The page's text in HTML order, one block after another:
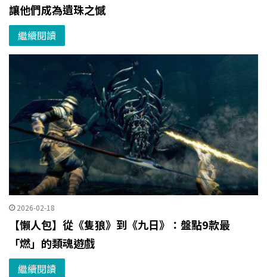
讓他們成為遺珠之憾
繼續閱讀
2026-02-18
【懶人包】從《隻狼》到《九日》：盤點9款最
「燃」的類魂遊戲
繼續閱讀